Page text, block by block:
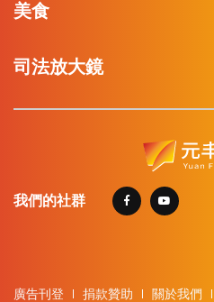
美食
司法放大鏡
我們的社群
廣告刊登 捐款贊助 關於我們